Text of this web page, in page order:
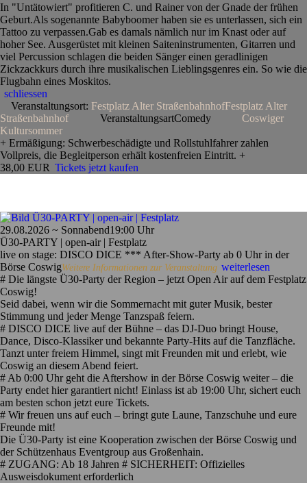
In "Untätowiert" profitieren C. und Rainer von der Gnade der frühen
Geburt.Als sogenannte Babyboomer haben sie es unterlassen, sich ein
Tattoo zu verpassen.Gab es damals nämlich nur im Knast oder auf
hoher See. Ausgerüstet mit kleinen Saiteninstrumenten, Gitarren und
viel Percussion schlagen die beiden Sänger einen geradlinigen
Zickzackkurs durch ihre musikalischen Lieblingsgenres ein. So wie die
Flugbahn eines Moskitos.
schliessen
Veranstaltungsort: Festplatz Alter StraßenbahnhofFestplatz Alter
Straßenbahnhof
VeranstaltungsartComedy
Coswiger
Kultursommer
+ Ermäßigung: Schwerbeschädigte und Rollstuhlfahrer zahlen
Vollpreis, die Begleitperson erhält kostenfreien Eintritt. +
38,00 EUR Tickets jetzt kaufen
29.08.2026 ~ Sonnabend19:00 Uhr
Ü30-PARTY | open-air | Festplatz
live on stage: DISCO DICE *** After-Show-Party ab 0 Uhr in der
Börse CoswigWeitere Informationen zur Veranstaltung weiterlesen
# Die längste Ü30-Party der Region – jetzt Open Air auf dem Festplatz
Coswig!
Seid dabei, wenn wir die Sommernacht mit guter Musik, bester
Stimmung und jeder Menge Tanzspaß feiern.
# DISCO DICE live auf der Bühne – das DJ-Duo bringt House,
Dance, Disco-Klassiker und bekannte Party-Hits auf die Tanzfläche.
Tanzt unter freiem Himmel, singt mit Freunden mit und erlebt, wie
Coswig an diesem Abend feiert.
# Ab 0:00 Uhr geht die Aftershow in der Börse Coswig weiter – die
Party endet hier garantiert nicht! Einlass ist ab 19:00 Uhr, sichert euch
am besten schon jetzt eure Tickets.
# Wir freuen uns auf euch – bringt gute Laune, Tanzschuhe und eure
Freunde mit!
Die Ü30-Party ist eine Kooperation zwischen der Börse Coswig und
der Schützenhaus Eventgroup aus Großenhain.
# ZUGANG: Ab 18 Jahren # SICHERHEIT: Offizielles
Ausweisdokument erforderlich